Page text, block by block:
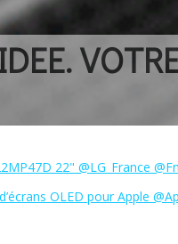
22" @LG_France
OLED pour Apple